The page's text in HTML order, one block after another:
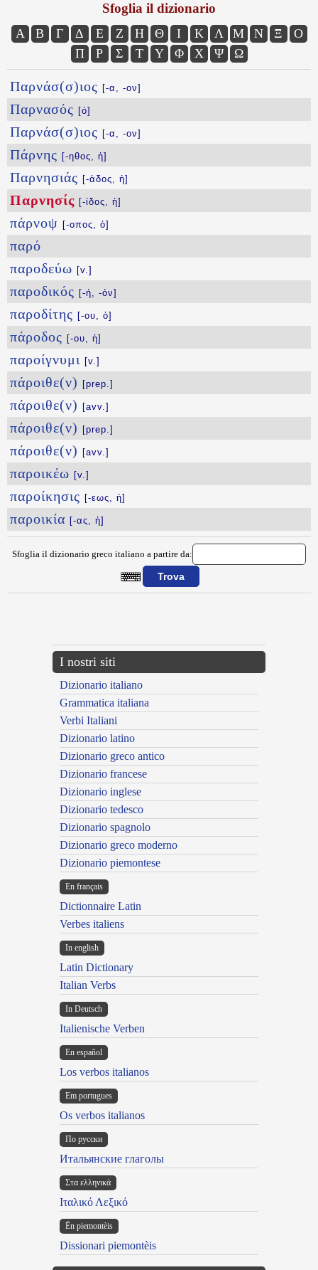
Sfoglia il dizionario
Α Β Γ Δ Ε Ζ Η Θ Ι Κ Λ Μ Ν Ξ
Ο
Π
Ρ Σ Τ Υ Φ Χ Ψ Ω
Παρνάσ(σ)ιος [-α, -ον]
Παρνασός [ὁ]
Παρνάσ(σ)ιος [-α, -ον]
Πάρνης [-ηθος, ἡ]
Παρνησιάς [-άδος, ἡ]
Παρνησίς [-ίδος, ἡ]
πάρνοψ [-οπος, ὁ]
παρό
παροδεύω [v.]
παροδικός [-ή, -όν]
παροδίτης [-ου, ὁ]
πάροδος [-ου, ἡ]
παροίγνυμι [v.]
πάροιθε(ν) [prep.]
πάροιθε(ν) [avv.]
πάροιθε(ν) [prep.]
πάροιθε(ν) [avv.]
παροικέω [v.]
παροίκησις [-εως, ἡ]
παροικία [-ας, ἡ]
Sfoglia il dizionario greco italiano a partire da:
I nostri siti
Dizionario italiano
Grammatica italiana
Verbi Italiani
Dizionario latino
Dizionario greco antico
Dizionario francese
Dizionario inglese
Dizionario tedesco
Dizionario spagnolo
Dizionario greco moderno
Dizionario piemontese
En français
Dictionnaire Latin
Verbes italiens
In english
Latin Dictionary
Italian Verbs
In Deutsch
Italienische Verben
En español
Los verbos italianos
Em portugues
Os verbos italianos
По русски
Итальянские глаголы
Στα ελληνικά
Ιταλικό Λεξικό
Ën piemontèis
Dissionari piemontèis